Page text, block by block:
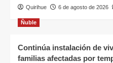
Quirihue 6 de agosto de 2026
Ñuble
Continúa instalación de
familias afectadas por